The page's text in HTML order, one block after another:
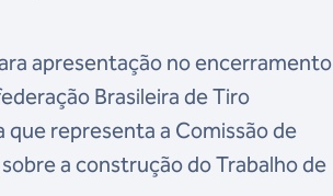
apresentação no encerramento
Brasileira de Tiro
representa a Comissão de
a construção do Trabalho de